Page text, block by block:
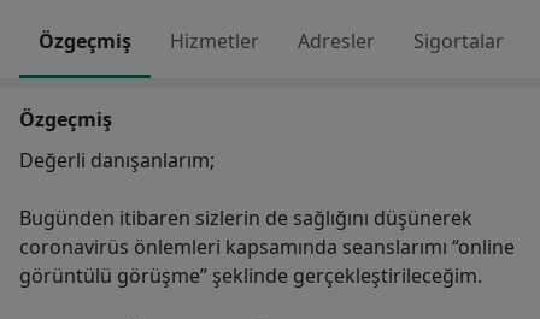
Özgeçmiş Hizmetler Adresler Sigortalar
Özgeçmiş
Değerli danışanlarım;
Bugünden itibaren sizlerin de sağlığını düşünerek
coronavirüs önlemleri kapsamında seanslarımı “online
görüntülü görüşme” şeklinde gerçekleştirileceğim.